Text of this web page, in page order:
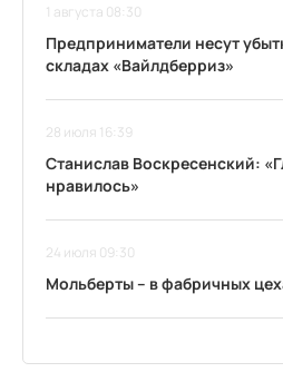
1 августа 08:30
Предприниматели несут
складах «Вайлдберриз»
28 июля 16:39
Станислав Воскресенский:
нравилось»
24 июля 09:30
Мольберты – в фабричных